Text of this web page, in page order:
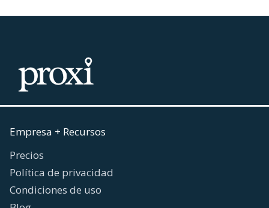
Empresa + Recursos
Precios
Política de privacidad
Condiciones de uso